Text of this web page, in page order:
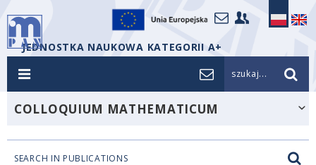
JEDNOSTKA NAUKOWA KATEGORII A+
szukaj...
COLLOQUIUM MATHEMATICUM
SEARCH IN PUBLICATIONS